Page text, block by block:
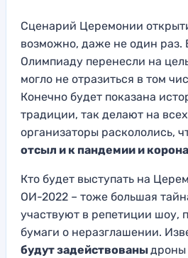
Сценарий Церемонии
возможно, даже не один раз.
Олимпиаду перенесли на
могло не отразиться в том
Конечно будет показана
традиции, так делают на
организаторы раскололись,
отсыл и к пандемии и
Кто будет выступать на
ОИ-2022 – тоже большая
участвуют в репетиции шоу,
бумаги о неразглашении.
будут задействованыдроны